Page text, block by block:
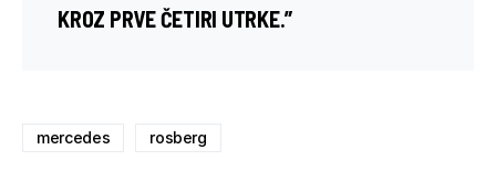
KROZ PRVE ČETIRI UTRKE.”
mercedes rosberg